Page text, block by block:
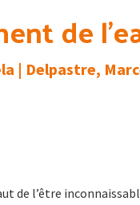
de
| Delpastre,
de l’être